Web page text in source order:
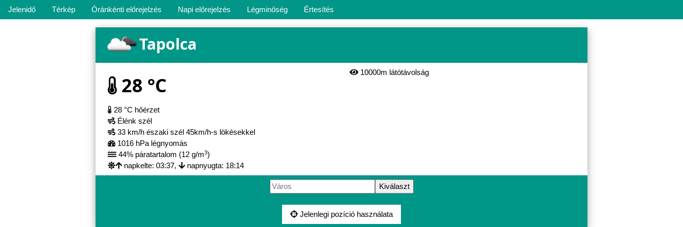
Jelenidő Térkép Óránkénti előrejelzés Napi előrejelzés Légminőség Értesítés
Tapolca
28 °C
28 °C hőérzet
Élénk szél
33 km/h északi szél 45km/h-s lökésekkel
1016 hPa légnyomás
44% páratartalom (12 g/m3)
napkelte: 03:37,
napnyugta: 18:14
10000m látótávolság
Jelenlegi pozíció használata